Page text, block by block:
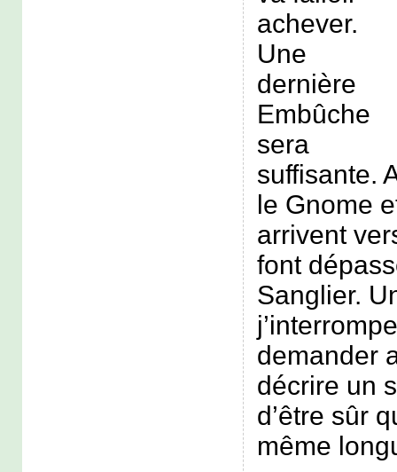
achever.
Une
dernière
Embûche
sera
suffisante.
le Gnome
arrivent
font
Sanglier.
demander
décrire un
d’être sûr
même